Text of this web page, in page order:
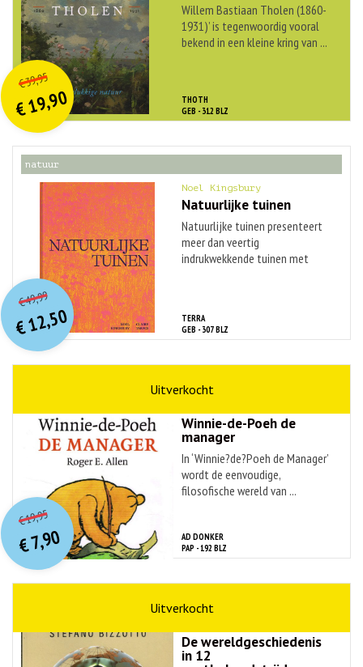
THOTH
GEB - 312 BLZ
Willem Bastiaan Tholen (1860-
1931)’ is tegenwoordig vooral
bekend in een kleine kring van ...
€39,95O
orspr
onkelijke
prijs
was:
€ 39,95.
€19,90
Huidige
prijs
is:€ 19,90.
TERRA
GEB - 307 BLZ
natuur
Noel Kingsbury
Natuurlijke tuinen
Natuurlijke tuinen presenteert
meer dan veertig
indrukwekkende tuinen met
€49,99O
orspr
onkelijke
prijs
was:
€ 49,99.
€12,50
Huidige
prijs
is:€ 12,50.
AD DONKER
PAP - 192 BLZ
Winnie-de-Poeh de
manager
In ‘Winnie?de?Poeh de Manager’
wordt de eenvoudige,
filosofische wereld van ...
€19,95O
orspr
onkelijke
prijs
was:
€ 19,95.
€7,90
Huidige
prijs
is:
€ 7,90.
De wereldgeschiedenis
in 12